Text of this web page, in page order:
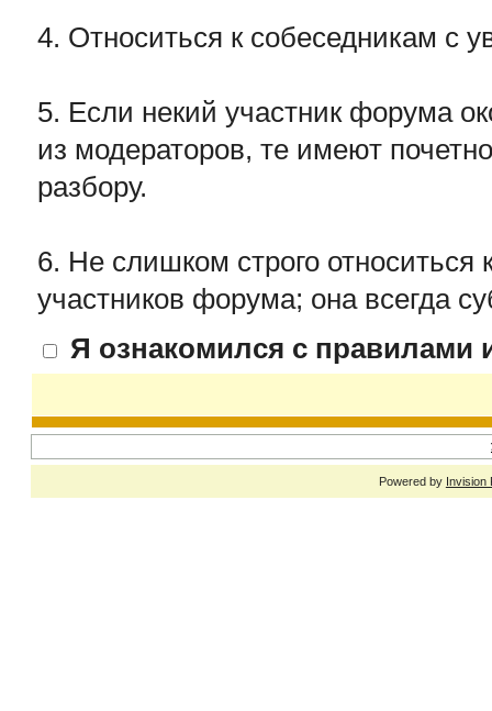
4. Относиться к собеседникам с
5. Если некий участник форума
из модераторов, те имеют
разбору.
6. Не слишком строго относиться
участников форума; она всегда
Я ознакомился с правилами
Powered by Invision